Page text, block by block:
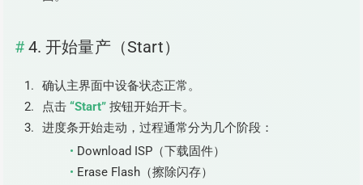
4. 开始量产（Start）
确认主界面中设备状态正常。
点击 “Start” 按钮开始开卡。
进度条开始走动，过程通常分为几个阶段：
Download ISP（下载固件）
Erase Flash（擦除闪存）